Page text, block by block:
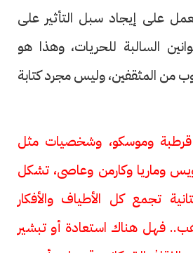
على إيجاد سبل التأثير على
السالبة للحريات، وهذا هو
من المثقفين، وليس مجرد كتابة
وموسكو، وشخصيات مثل
وماريا وكارمن وعاصى، تشكل
تجمع كل الأطياف والأفكار
فهل هناك استعادة أو تبشير